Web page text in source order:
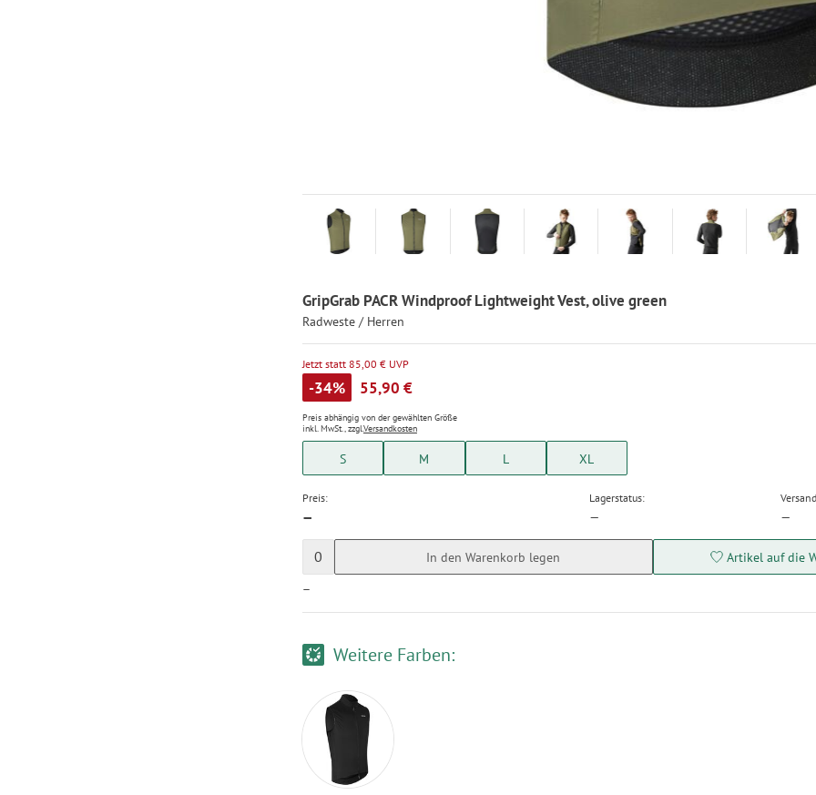
GripGrab PACR Windproof Lightweight Vest, olive green
Radweste / Herren
Jetzt statt 85,00 € UVP
-34% 55,90 €
Preis abhängig von der gewählten Größe
inkl. MwSt., zzgl.Versandkosten
S M L XL
Preis:
—
Lagerstatus:
— —
0 In den Warenkorb legen Artikel auf die
—
Weitere Farben: